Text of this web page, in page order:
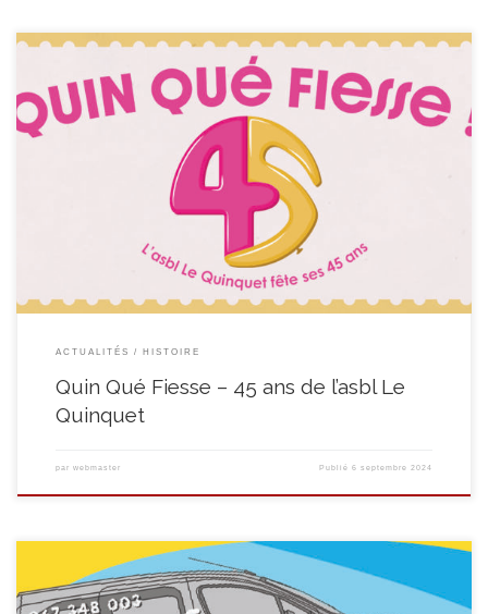
Le Quinquet fête ses 45 ans ! L’ensemble des services de l’asbl vous invite à
les rejoindre pour célébrer cet anniversaire le 28 septembre dès 11h, dans la
cour et les jardins du 15 rue de Neufvilles (Soignies) Ambiance « chic &
chill », avec 3 bars (vins, champagne et bières), concerts […]
ACTUALITÉS HISTOIRE
Quin Qué Fiesse – 45 ans de l’asbl Le
Quinquet
par webmaster Publié6 septembre 2024